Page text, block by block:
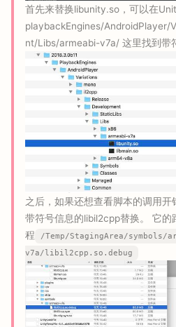
首先来替换libunity.so，可以在
playbackEngines/AndroidPlayer/
nt/Libs/armeabi-v7a/ 这里找到带
之后，如果还想查看脚本的调用
带符号信息的libil2cpp替换。 它的
程
/Temp/StagingArea/symbols/
v7a/libil2cpp.so.debug